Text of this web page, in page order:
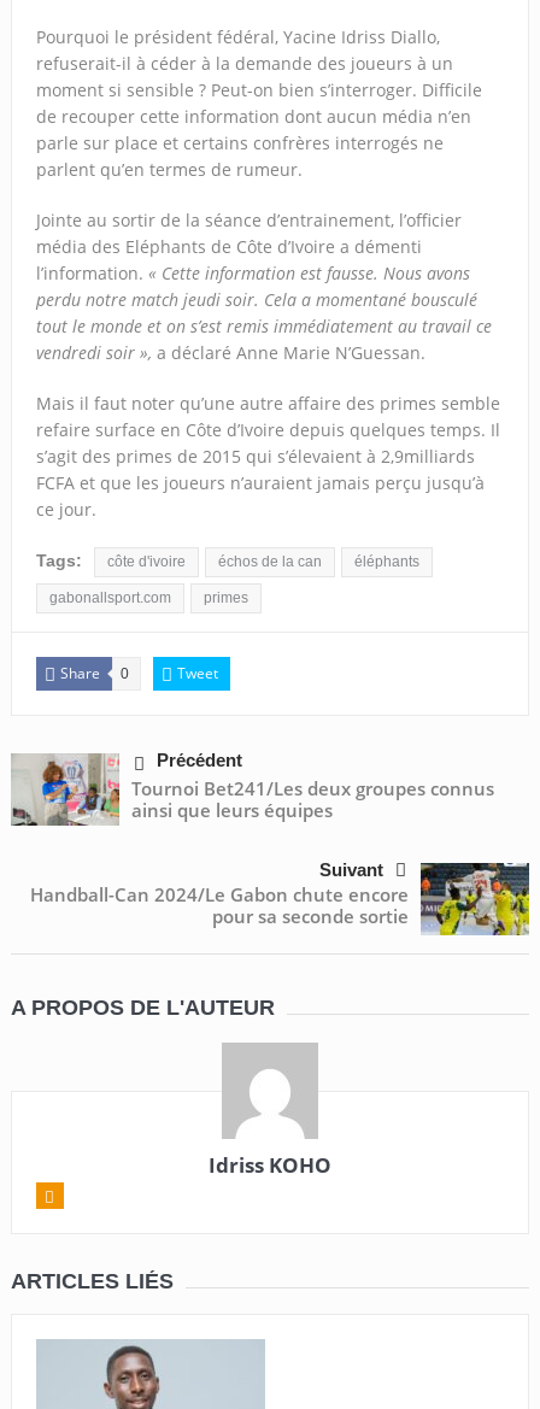
Pourquoi le président fédéral, Yacine Idriss Diallo,
refuserait-il à céder à la demande des joueurs à un
moment si sensible ? Peut-on bien s’interroger. Difficile
de recouper cette information dont aucun média n’en
parle sur place et certains confrères interrogés ne
parlent qu’en termes de rumeur.
Jointe au sortir de la séance d’entrainement, l’officier
média des Eléphants de Côte d’Ivoire a démenti
l’information. « Cette information est fausse. Nous avons
perdu notre match jeudi soir. Cela a momentané bousculé
tout le monde et on s’est remis immédiatement au travail ce
vendredi soir », a déclaré Anne Marie N’Guessan.
Mais il faut noter qu’une autre affaire des primes semble
refaire surface en Côte d’Ivoire depuis quelques temps. Il
s’agit des primes de 2015 qui s’élevaient à 2,9milliards
FCFA et que les joueurs n’auraient jamais perçu jusqu’à
ce jour.
Tags: côte d'ivoire échos de la can éléphants
gabonallsport.com primes
Share 0 Tweet
Précédent
Tournoi Bet241/Les deux groupes connus
ainsi que leurs équipes
Suivant
Handball-Can 2024/Le Gabon chute encore
pour sa seconde sortie
A PROPOS DE L'AUTEUR
Idriss KOHO
ARTICLES LIÉS